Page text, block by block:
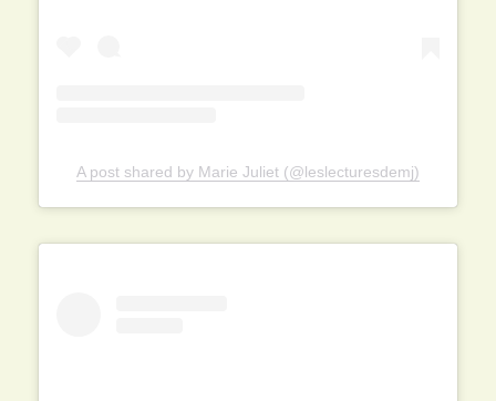
A post shared by Marie Juliet (@leslecturesdemj)